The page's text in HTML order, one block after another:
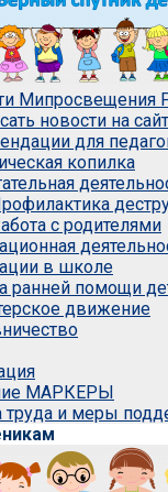
Мипросвещения
новости на сайт
для
копилка
с родителями
в школе
ранней помощи
движение
МАРКЕРЫ
труда и меры